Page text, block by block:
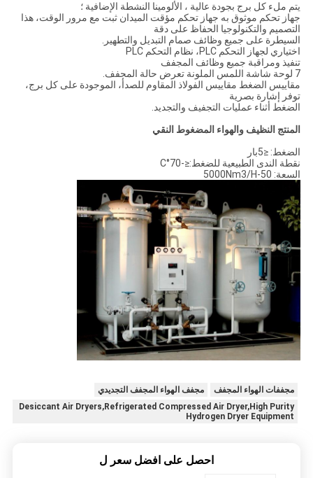
يتم ملء كل برج بجودة عالية ، الألومينا النشطة الإضافية ؛
جهاز تحكم موثوق به جهاز تحكم مؤقت الميدان ثبت مع مرور الوقت، هذا
التصميم والتكنولوجيا الحفاظ على دقة
السيطرة على جميع وظائف صمام التبديل والتطهير.
اختياري لجهاز التحكم PLC، نظام التحكم PLC
تنفيذ ومراقبة جميع وظائف المجفف
7 لوحة شاشة اللمس الملونة تعرض حالة المجفف.
مقاييس الضغط مقاييس الفولاذ المقاوم للصدأ، الموجودة على كل برج،
توفر إشارة بصرية
الضغط أثناء عمليات التجفيف والتجديد.
المنتج النظيف والهواء المضغوط النقي
الضغط: ≤5بار
نقطة الندى الطبيعية للضغط:≤-70°C
السعة: 50-5000Nm3/H
مجففات الهواء المجفف
مجفف الهواء المجفف التجديدي
Desiccant Air Dryers,Refrigerated Compressed Air Dryer,High Purity
Hydrogen Dryer Equipment
احصل على افضل سعر ل